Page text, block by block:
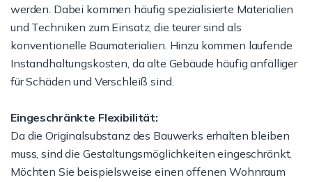
werden. Dabei kommen häufig spezialisierte Materialien
und Techniken zum Einsatz, die teurer sind als
konventionelle Baumaterialien. Hinzu kommen laufende
Instandhaltungskosten, da alte Gebäude häufig anfälliger
für Schäden und Verschleiß sind.
Eingeschränkte Flexibilität:
Da die Originalsubstanz des Bauwerks erhalten bleiben
muss, sind die Gestaltungsmöglichkeiten eingeschränkt.
Möchten Sie beispielsweise einen offenen Wohnraum